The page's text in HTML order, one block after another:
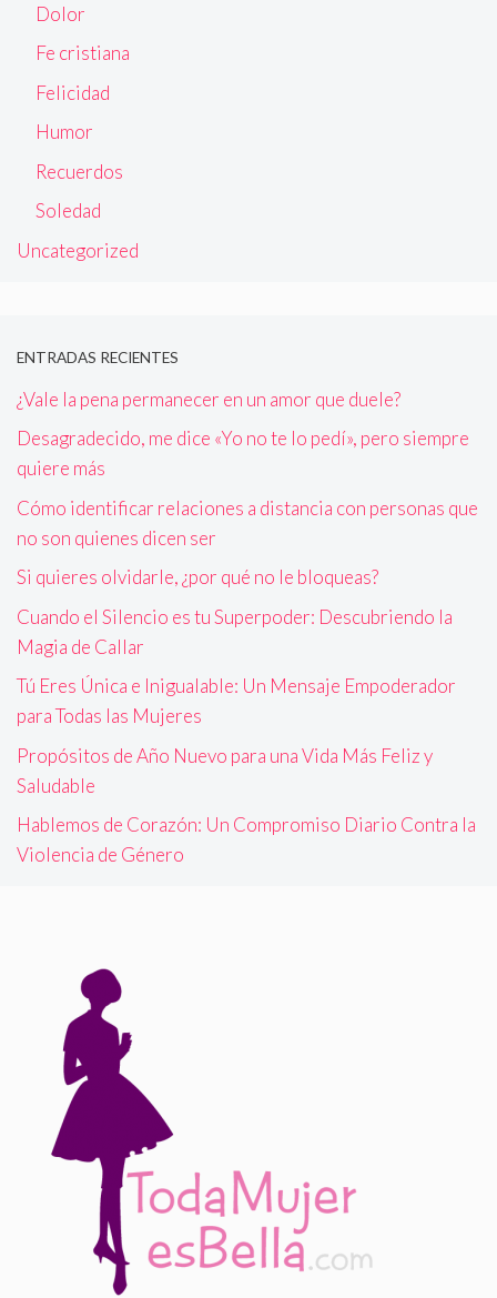
Dolor
Fe cristiana
Felicidad
Humor
Recuerdos
Soledad
Uncategorized
ENTRADAS RECIENTES
¿Vale la pena permanecer en un amor que duele?
Desagradecido, me dice «Yo no te lo pedí», pero siempre
quiere más
Cómo identificar relaciones a distancia con personas que
no son quienes dicen ser
Si quieres olvidarle, ¿por qué no le bloqueas?
Cuando el Silencio es tu Superpoder: Descubriendo la
Magia de Callar
Tú Eres Única e Inigualable: Un Mensaje Empoderador
para Todas las Mujeres
Propósitos de Año Nuevo para una Vida Más Feliz y
Saludable
Hablemos de Corazón: Un Compromiso Diario Contra la
Violencia de Género